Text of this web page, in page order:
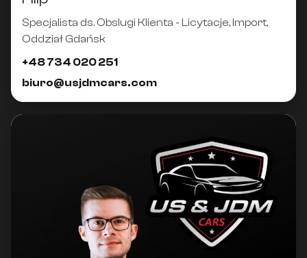
Specjalista ds. Obslugi Klienta - Licytacje, Import,
Oddział Gdańsk
+48 734 020 251
biuro@usjdmcars.com